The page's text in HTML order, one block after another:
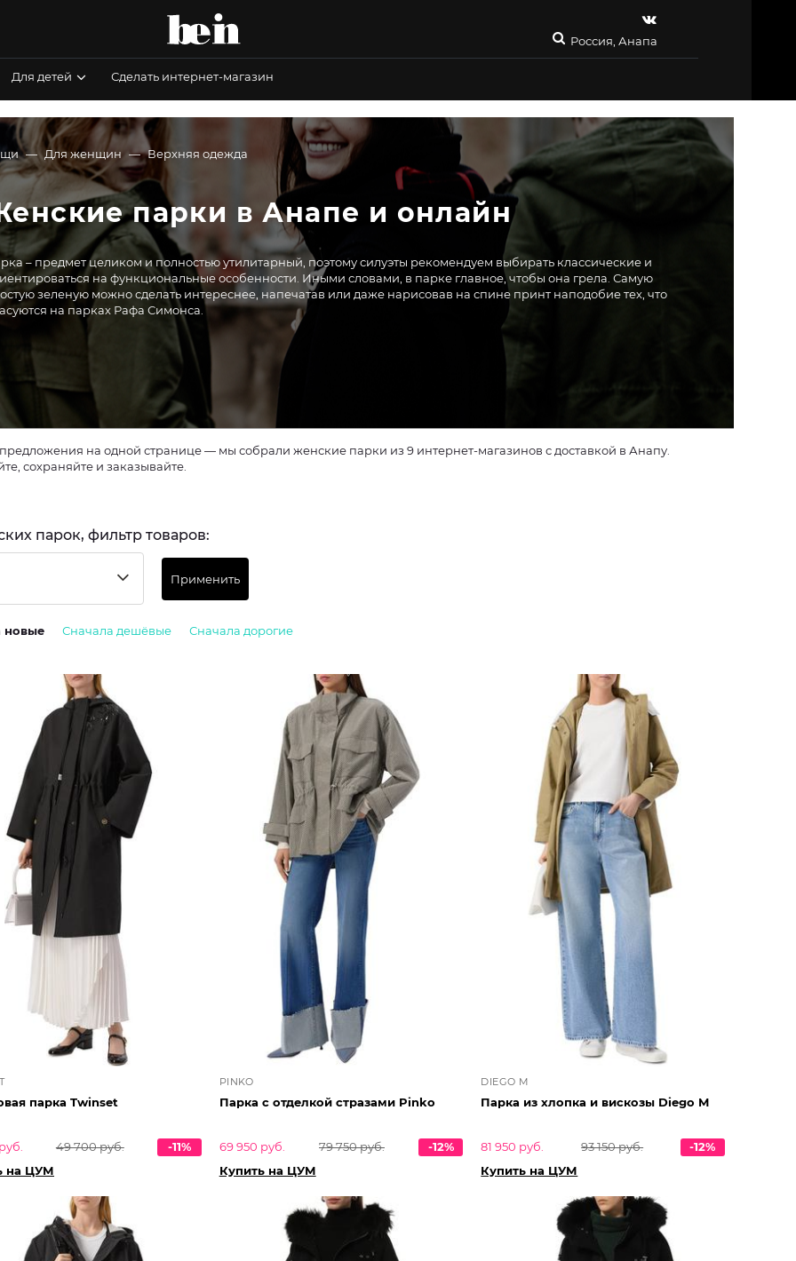
Россия, Анапа
Для детей Сделать интернет-магазин
Для женщин Верхняя одежда
парки в Анапе и онлайн
– предмет целиком и полностью утилитарный, поэтому силуэты рекомендуем выбирать классические и
на функциональные особенности. Иными словами, в парке главное, чтобы она грела. Самую
зеленую можно сделать интереснее, напечатав или даже нарисовав на спине принт наподобие тех, что
на парках Рафа Симонса.
на одной странице — мы собрали женские парки из 9 интернет-магазинов с доставкой в Анапу.
сохраняйте и заказывайте.
парок, фильтр товаров:
Применить
новые Сначала дешёвые Сначала дорогие
парка Twinset
49 700 руб.
-11%
на ЦУМ
PINKO
Парка с отделкой стразами Pinko
69 950 руб. 79 750 руб.
-12%
Купить на ЦУМ
DIEGO M
Парка из хлопка и вискозы Diego M
81 950 руб. 93 150 руб.
-12%
Купить на ЦУМ